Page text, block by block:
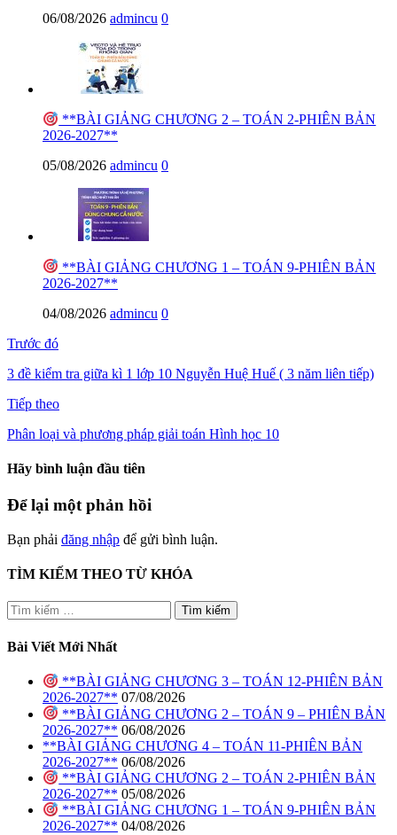
06/08/2026 admincu 0
**BÀI GIẢNG CHƯƠNG 2 – TOÁN 2-PHIÊN BẢN
2026-2027**
05/08/2026 admincu 0
**BÀI GIẢNG CHƯƠNG 1 – TOÁN 9-PHIÊN BẢN
2026-2027**
04/08/2026 admincu 0
Trước đó
3 đề kiểm tra giữa kì 1 lớp 10 Nguyễn Huệ Huế ( 3 năm liên tiếp)
Tiếp theo
Phân loại và phương pháp giải toán Hình học 10
Hãy bình luận đầu tiên
Để lại một phản hồi
Bạn phải đăng nhập để gửi bình luận.
TÌM KIẾM THEO TỪ KHÓA
Tìm
kiếm
cho:
Bài Viết Mới Nhất
**BÀI GIẢNG CHƯƠNG 3 – TOÁN 12-PHIÊN BẢN
2026-2027** 07/08/2026
**BÀI GIẢNG CHƯƠNG 2 – TOÁN 9 – PHIÊN BẢN
2026-2027** 06/08/2026
**BÀI GIẢNG CHƯƠNG 4 – TOÁN 11-PHIÊN BẢN
2026-2027** 06/08/2026
**BÀI GIẢNG CHƯƠNG 2 – TOÁN 2-PHIÊN BẢN
2026-2027** 05/08/2026
**BÀI GIẢNG CHƯƠNG 1 – TOÁN 9-PHIÊN BẢN
2026-2027** 04/08/2026